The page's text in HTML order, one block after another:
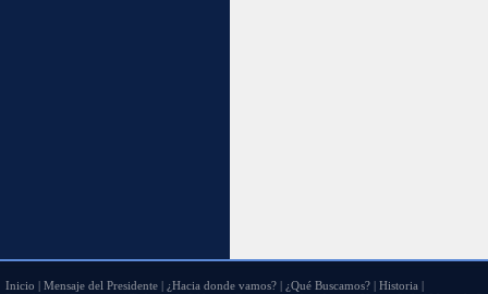
Inicio | Mensaje del Presidente| ¿Hacia donde vamos?| ¿Qué Buscamos?| Historia |